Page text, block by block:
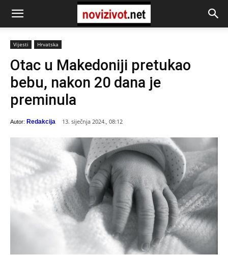
Vijesti Hrvatska
Otac u Makedoniji pretukao
bebu, nakon 20 dana je
preminula
Autor: Redakcija 13. siječnja 2024., 08:12